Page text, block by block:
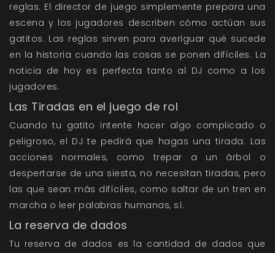
reglas. El director de juego simplemente prepara una
escena y los jugadores describen cómo actúan sus
gatitos. Las reglas sirven para averiguar qué sucede
en la historia cuando las cosas se ponen difíciles. La
noticia de hoy es perfecta tanto al DJ como a los
jugadores.
Las Tiradas en el juego de rol
Cuando tu gatito intente hacer algo complicado o
peligroso, el DJ te pedirá que hagas una tirada. Las
acciones normales, como trepar a un árbol o
despertarse de una siesta, no necesitan tiradas, pero
las que sean más difíciles, como saltar de un tren en
marcha o leer palabras humanas, sí.
La reserva de dados
Tu reserva de dados es la cantidad de dados que